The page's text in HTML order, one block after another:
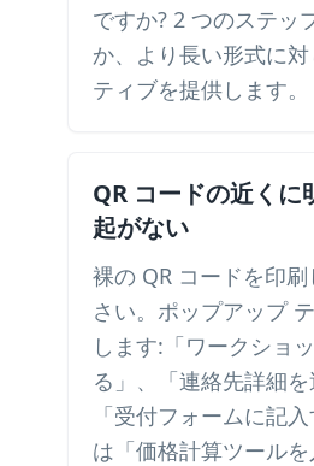
ですか? 2 つのステッ
か、より長い形式に
ティブを提供します。
QR コードの近くに
起がない
裸の QR コードを印
さい。ポップアップ
します:「ワークショ
る」、「連絡先詳細を
「受付フォームに記
は「価格計算ツールを